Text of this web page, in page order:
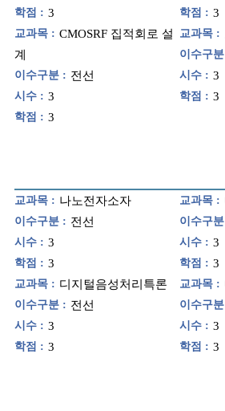
학점 : 3
교과목 : CMOSRF 집적회로 설
계
이수구분 : 전선
시수 : 3
학점 : 3
학점 : 3
교과목 :
이수구
시수 : 3
학점 : 3
교과목 : 나노전자소자
이수구분 : 전선
시수 : 3
학점 : 3
교과목 : 디지털음성처리특론
이수구분 : 전선
시수 : 3
학점 : 3
교과목 :
이수구
시수 : 3
학점 : 3
교과목 :
이수구
시수 : 3
학점 : 3